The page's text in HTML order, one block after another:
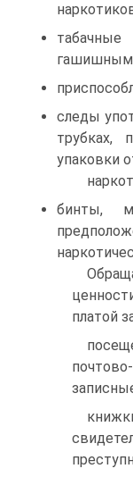
табачные
гашишным
следы
трубках,
упаковки
бинты,
платой